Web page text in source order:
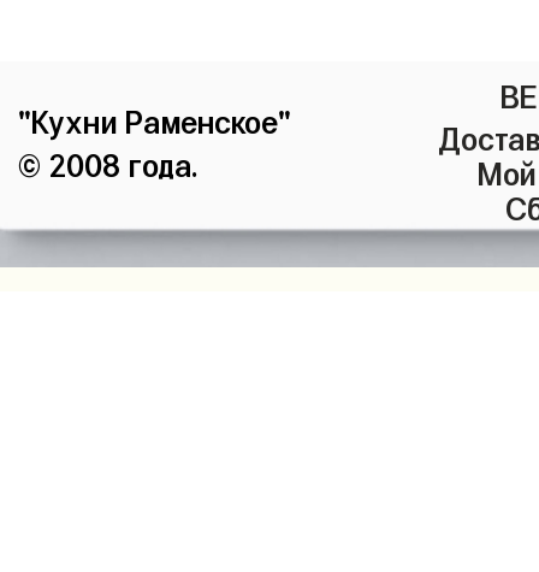
"Кухни Раменское"
© 2008 года.